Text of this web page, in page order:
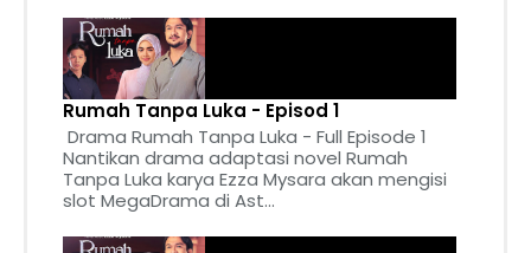
Rumah Tanpa Luka - Episod 1
Drama Rumah Tanpa Luka - Full Episode 1
Nantikan drama adaptasi novel Rumah
Tanpa Luka karya Ezza Mysara akan mengisi
slot MegaDrama di Ast...